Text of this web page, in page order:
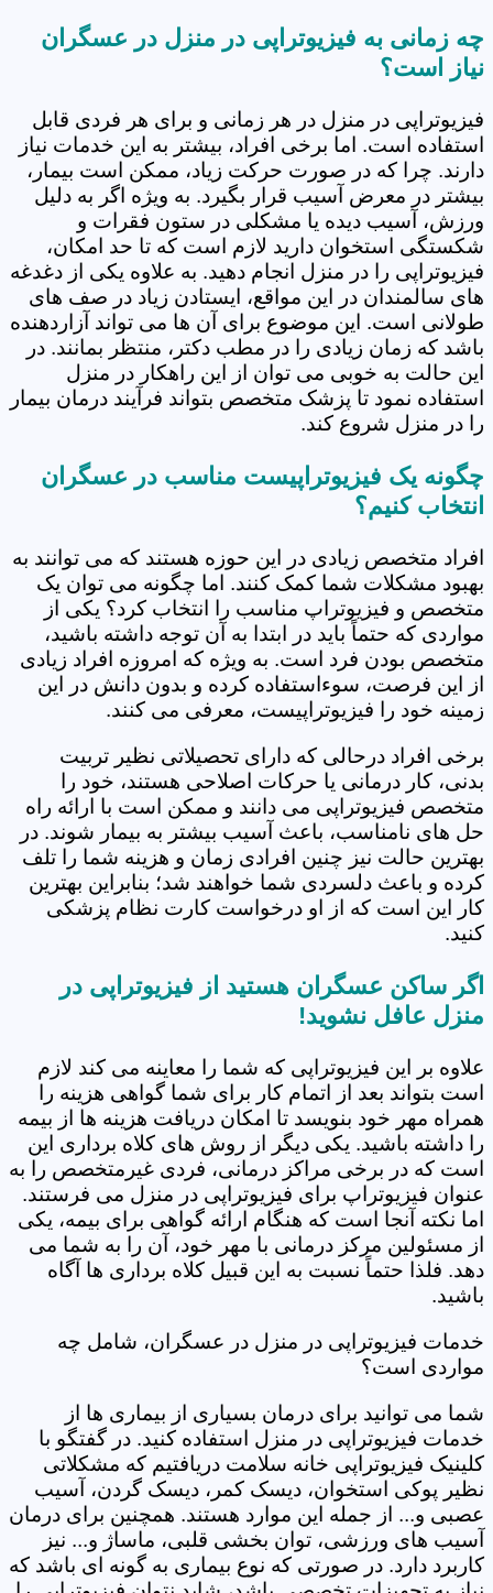
چه زمانی به فیزیوتراپی در منزل در عسگران
نیاز است؟
فیزیوتراپی در منزل در هر زمانی و برای هر فردی قابل
استفاده است. اما برخی افراد، بیشتر به این خدمات نیاز
دارند. چرا که در صورت حرکت زیاد، ممکن است بیمار،
بیشتر در معرض آسیب قرار بگیرد. به ویژه اگر به دلیل
ورزش، آسیب دیده یا مشکلی در ستون فقرات و
شکستگی استخوان دارید لازم است که تا حد امکان،
فیزیوتراپی را در منزل انجام دهید. به علاوه یکی از دغدغه
های سالمندان در این مواقع، ایستادن زیاد در صف های
طولانی است. این موضوع برای آن ها می تواند آزاردهنده
باشد که زمان زیادی را در مطب دکتر، منتظر بمانند. در
این حالت به خوبی می توان از این راهکار در منزل
استفاده نمود تا پزشک متخصص بتواند فرآیند درمان بیمار
را در منزل شروع کند.
چگونه یک فیزیوتراپیست مناسب در عسگران
انتخاب کنیم؟
افراد متخصص زیادی در این حوزه هستند که می توانند به
بهبود مشکلات شما کمک کنند. اما چگونه می توان یک
متخصص و فیزیوتراپ مناسب را انتخاب کرد؟ یکی از
مواردی که حتماً باید در ابتدا به آن توجه داشته باشید،
متخصص بودن فرد است. به ویژه که امروزه افراد زیادی
از این فرصت، سوءاستفاده کرده و بدون دانش در این
زمینه خود را فیزیوتراپیست، معرفی می کنند.
برخی افراد درحالی که دارای تحصیلاتی نظیر تربیت
بدنی، کار درمانی یا حرکات اصلاحی هستند، خود را
متخصص فیزیوتراپی می دانند و ممکن است با ارائه راه
حل های نامناسب، باعث آسیب بیشتر به بیمار شوند. در
بهترین حالت نیز چنین افرادی زمان و هزینه شما را تلف
کرده و باعث دلسردی شما خواهند شد؛ بنابراین بهترین
کار این است که از او درخواست کارت نظام پزشکی
کنید.
اگر ساکن عسگران هستید از فیزیوتراپی در
منزل عافل نشوید!
علاوه بر این فیزیوتراپی که شما را معاینه می کند لازم
است بتواند بعد از اتمام کار برای شما گواهی هزینه را
همراه مهر خود بنویسد تا امکان دریافت هزینه ها از بیمه
را داشته باشید. یکی دیگر از روش های کلاه برداری این
است که در برخی مراکز درمانی، فردی غیرمتخصص را به
عنوان فیزیوتراپ برای فیزیوتراپی در منزل می فرستند.
اما نکته آنجا است که هنگام ارائه گواهی برای بیمه، یکی
از مسئولین مرکز درمانی با مهر خود، آن را به شما می
دهد. فلذا حتماً نسبت به این قبیل کلاه برداری ها آگاه
باشید.
خدمات فیزیوتراپی در منزل در عسگران، شامل چه
مواردی است؟
شما می توانید برای درمان بسیاری از بیماری ها از
خدمات فیزیوتراپی در منزل استفاده کنید. در گفتگو با
کلینیک فیزیوتراپی خانه سلامت دریافتیم که مشکلاتی
نظیر پوکی استخوان، دیسک کمر، دیسک گردن، آسیب
عصبی و... از جمله این موارد هستند. همچنین برای درمان
آسیب های ورزشی، توان بخشی قلبی، ماساژ و... نیز
کاربرد دارد. در صورتی که نوع بیماری به گونه ای باشد که